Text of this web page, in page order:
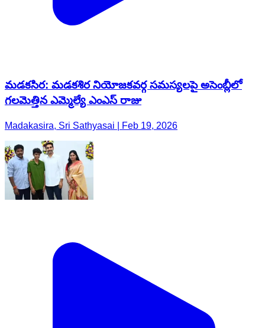
మడకసిర: మడకశిర నియోజకవర్గ సమస్యలపై అసెంబ్లీలో
గలమెత్తిన ఎమ్మెల్యే ఎంఎస్ రాజు
Madakasira, Sri Sathyasai | Feb 19, 2026